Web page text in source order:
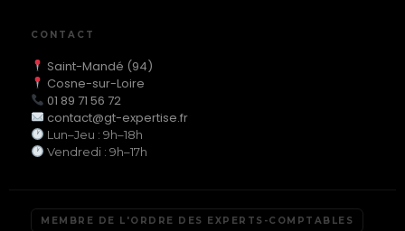
CONTACT
Saint-Mandé (94)
Cosne-sur-Loire
01 89 71 56 72
contact@gt-expertise.fr
Lun–Jeu : 9h–18h
Vendredi : 9h–17h
MEMBRE DE L'ORDRE DES EXPERTS-COMPTABLES